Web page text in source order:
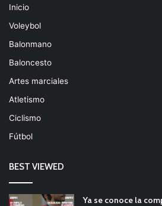
Inicio
Voleybol
Balonmano
Baloncesto
Artes marciales
Atletismo
Ciclismo
Fútbol
BEST VIEWED
Ya se conoce la